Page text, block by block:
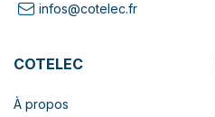
infos@cotelec.fr
COTELEC
À propos